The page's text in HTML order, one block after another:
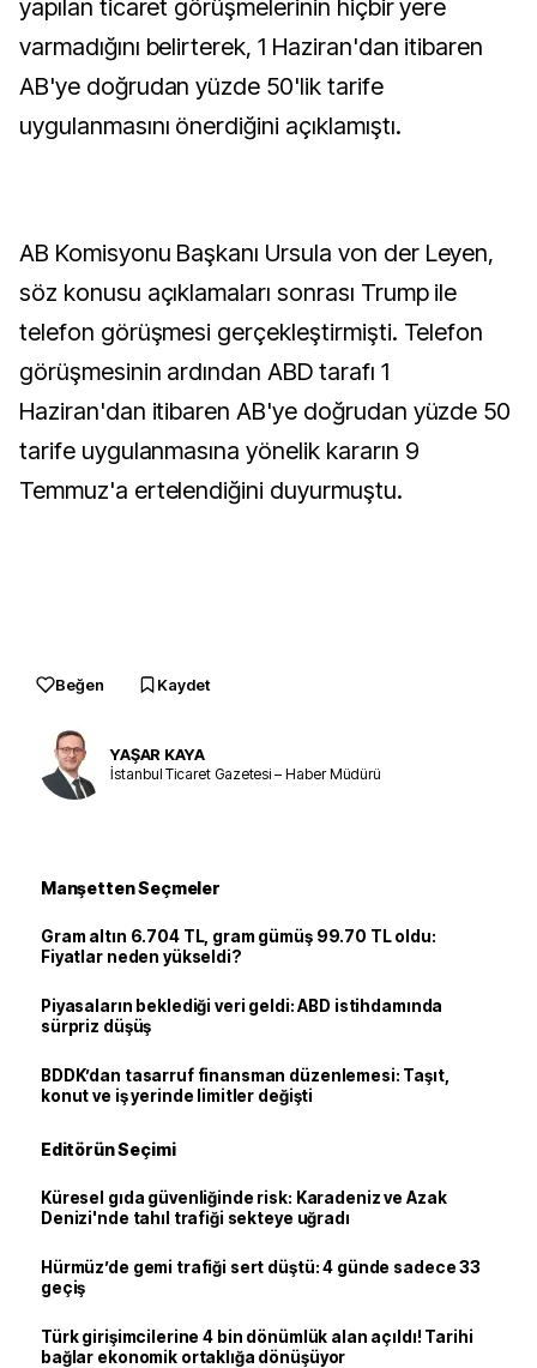
yapılan ticaret görüşmelerinin hiçbir yere
varmadığını belirterek, 1 Haziran'dan itibaren
AB'ye doğrudan yüzde 50'lik tarife
uygulanmasını önerdiğini açıklamıştı.
AB Komisyonu Başkanı Ursula von der Leyen,
söz konusu açıklamaları sonrası Trump ile
telefon görüşmesi gerçekleştirmişti. Telefon
görüşmesinin ardından ABD tarafı 1
Haziran'dan itibaren AB'ye doğrudan yüzde 50
tarife uygulanmasına yönelik kararın 9
Temmuz'a ertelendiğini duyurmuştu.
Beğen Kaydet
YAŞAR KAYA
İstanbul Ticaret Gazetesi – Haber Müdürü
Manşetten Seçmeler
Gram altın 6.704 TL, gram gümüş 99.70 TL oldu:
Fiyatlar neden yükseldi?
Piyasaların beklediği veri geldi: ABD istihdamında
sürpriz düşüş
BDDK’dan tasarruf finansman düzenlemesi: Taşıt,
konut ve iş yerinde limitler değişti
Editörün Seçimi
Küresel gıda güvenliğinde risk: Karadeniz ve Azak
Denizi'nde tahıl trafiği sekteye uğradı
Hürmüz’de gemi trafiği sert düştü: 4 günde sadece 33
geçiş
Türk girişimcilerine 4 bin dönümlük alan açıldı! Tarihi
bağlar ekonomik ortaklığa dönüşüyor